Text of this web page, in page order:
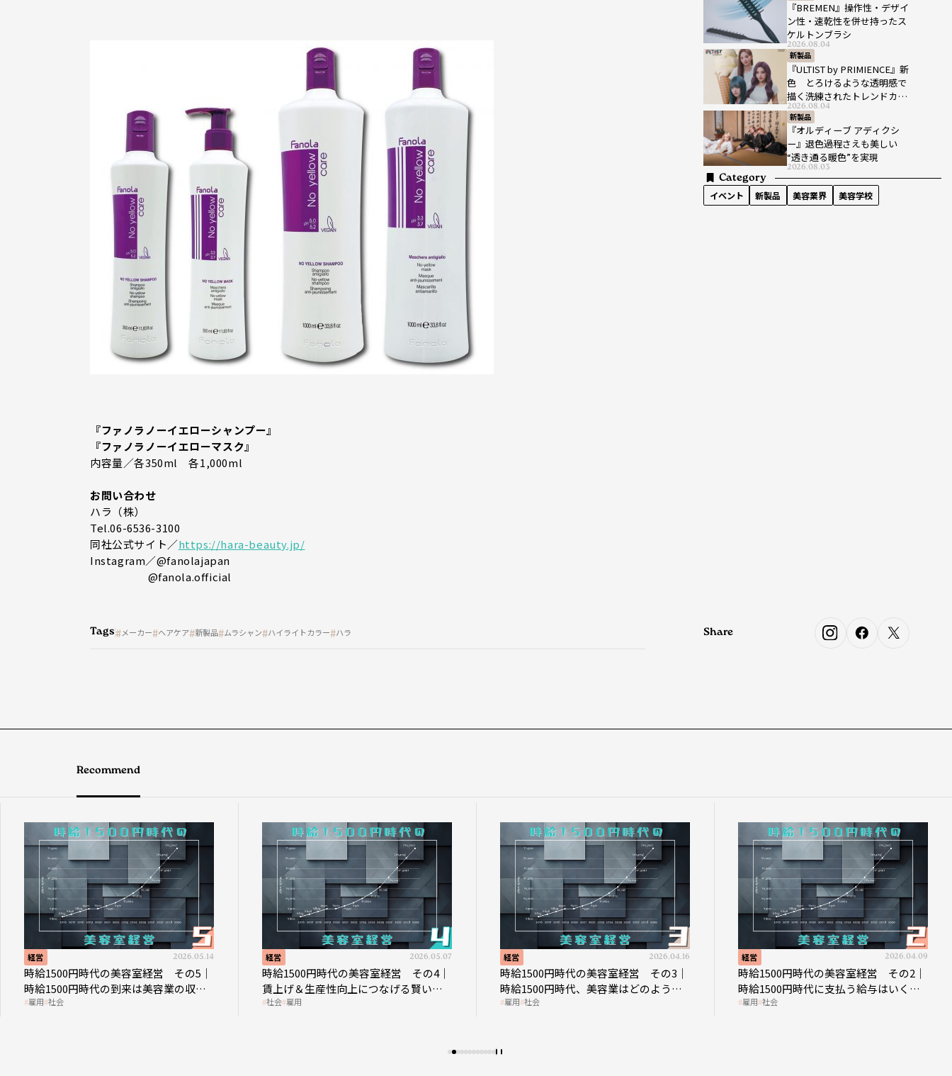
『ファノラノーイエローシャンプー』
『ファノラノーイエローマスク』
内容量／各350ml 各1,000ml
お問い合わせ
ハラ（株）
Tel.06-6536-3100
同社公式サイト／https://hara-beauty.jp/
Instagram／@fanolajapan
@fanola.official
Tags メーカー ヘアケア 新製品 ムラシャン ハイライトカラー ハラ
『BREMEN』操作性・デザイ
ン性・速乾性を併せ持ったス
ケルトンブラシ
2026.08.04
新製品
『ULTIST by PRIMIENCE』新
色 とろけるような透明感で
描く洗練されたトレンドカラ
ー
2026.08.04
新製品
『オルディーブ アディクシ
ー』退色過程さえも美しい
“透き通る暖色”を実現
2026.08.03
Category
イベント 新製品 美容業界 美容学校
Share
Recommend
経営 2026.05.14
時給1500円時代の美容室経営 その5｜
時給1500円時代の到来は美容業の収益
構造を見直す契機
雇用 社会
経営 2026.05.07
時給1500円時代の美容室経営 その4｜
賃上げ＆生産性向上につなげる賢い助
成金活用
社会 雇用
経営 2026.04.16
時給1500円時代の美容室経営 その3｜
時給1500円時代、美容業はどのような
影響を受けるのか？
雇用 社会
経営 2026.04.09
時給1500円時代の美容室経営 その2｜
時給1500円時代に支払う給与はいくら
なのか
雇用 社会